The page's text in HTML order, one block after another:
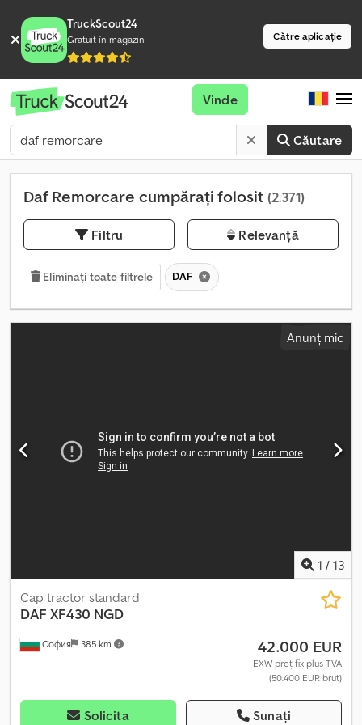
TruckScout24
Gratuit în magazin Către aplicație
Căutare
Vinde
Daf Remorcare cumpărați folosit (2.371)
Filtru Relevanță
Eliminați toate filtrele DAF
Anunț mic
1 / 13
София 385 km
Cap tractor standard
DAF XF430 NGD
42.000 EUR
EXW preț fix plus TVA
(50.400 EUR brut)
Solicita Sunați